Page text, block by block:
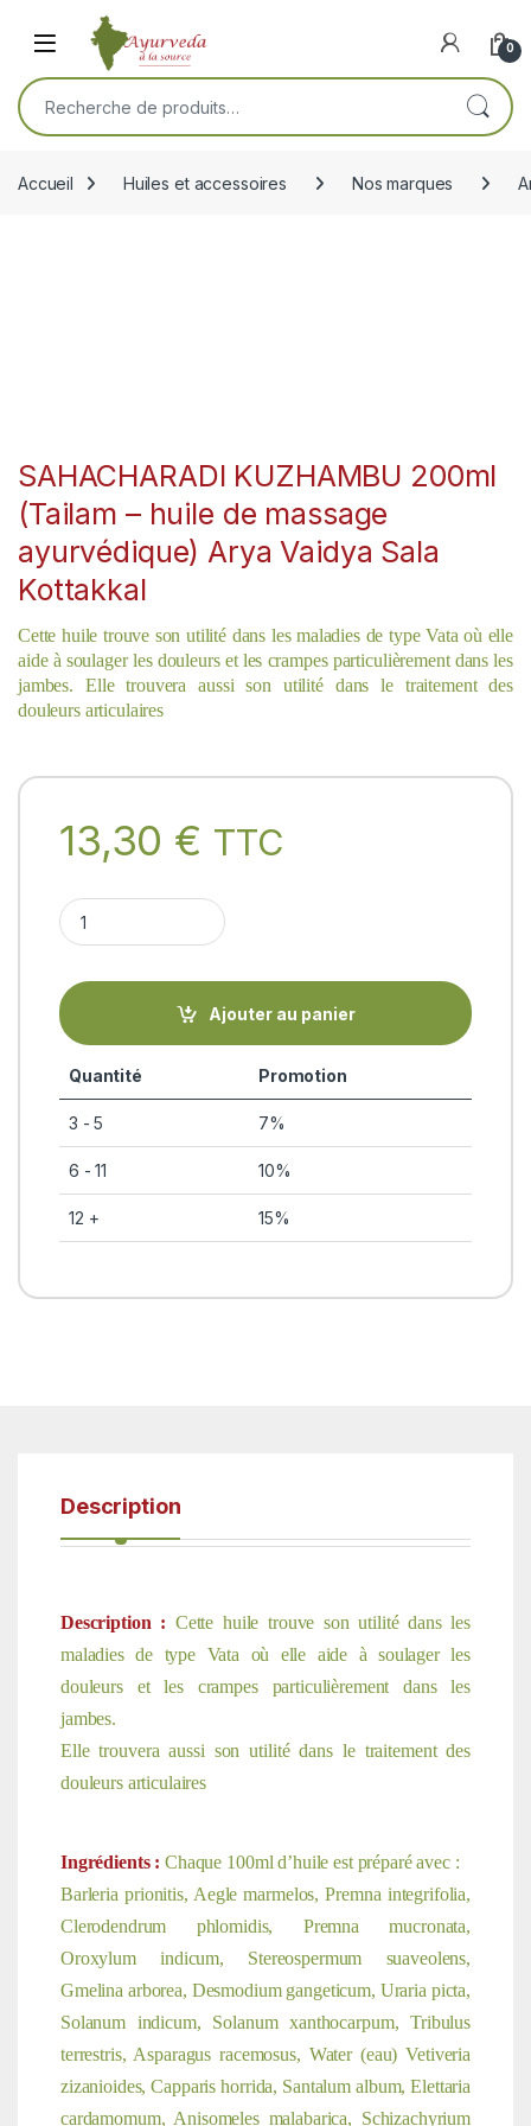
Skip to navigation
Skip to content
Open 0
Recherche pour :
Accueil Huiles et accessoires Nos marques
SAHACHARADI KUZHAMBU 200ml
(Tailam – huile de massage
ayurvédique) Arya Vaidya Sala
Kottakkal
Cette huile trouve son utilité dans les maladies de type Vata où elle
aide à soulager les douleurs et les crampes particulièrement dans les
jambes. Elle trouvera aussi son utilité dans le traitement des
douleurs articulaires
13,30 € TTC
SAHACHARADI KUZHAMBU 200ml (Tailam - huile de
Ajouter au panier
Quantité Promotion
3 - 5 7%
6 - 11 10%
12 + 15%
Description
Description : Cette huile trouve son utilité dans les
maladies de type Vata où elle aide à soulager les
douleurs et les crampes particulièrement dans les
jambes.
Elle trouvera aussi son utilité dans le traitement des
douleurs articulaires
Ingrédients : Chaque 100ml d’huile est préparé avec :
Barleria prionitis, Aegle marmelos, Premna integrifolia,
Clerodendrum phlomidis, Premna mucronata,
Oroxylum indicum, Stereospermum suaveolens,
Gmelina arborea, Desmodium gangeticum, Uraria picta,
Solanum indicum, Solanum xanthocarpum, Tribulus
terrestris, Asparagus racemosus, Water (eau) Vetiveria
zizanioides, Capparis horrida, Santalum album, Elettaria
cardamomum, Anisomeles malabarica, Schizachyrium